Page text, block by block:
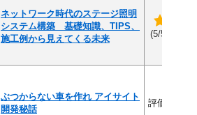
ネットワーク時代のステージ照明
システム構築 基礎知識、TIPS、
施工例から見えてくる未来
(5/5)
ぶつからない車を作れ アイサイト
開発秘話
評価なし